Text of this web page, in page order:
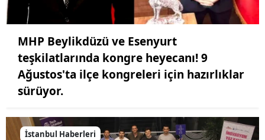
MHP Beylikdüzü ve Esenyurt
teşkilatlarında kongre heyecanı! 9
Ağustos'ta ilçe kongreleri için hazırlıklar
sürüyor.
İstanbul Haberleri